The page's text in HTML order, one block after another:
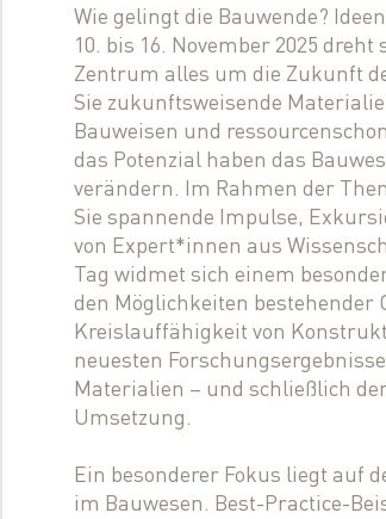
Wie gelingt die Bauwende?
10. bis 16. November 2025
Zentrum alles um die Zukunft
Sie zukunftsweisende
Bauweisen und
das Potenzial haben das
verändern. Im Rahmen der
Sie spannende Impulse,
von Expert*innen aus
Tag widmet sich einem
den Möglichkeiten bestehender
Kreislauffähigkeit von
neuesten
Materialien – und schließlich
Umsetzung.
Ein besonderer Fokus liegt auf
im Bauwesen. Best-Practice-